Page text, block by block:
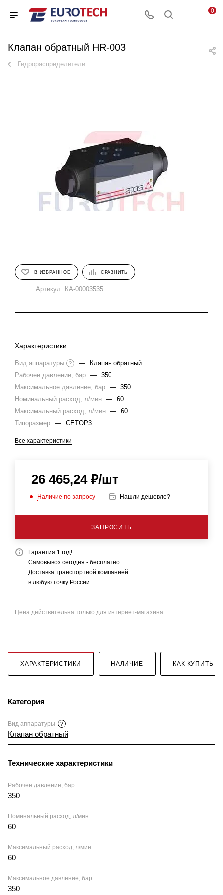
0
Клапан обратный HR-003
Гидрораспределители
В ИЗБРАННОЕ СРАВНИТЬ
Артикул: КА-00003535
Характеристики
Вид аппаратуры ? —
Клапан обратный
Рабочее давление, бар — 350
Максимальное давление, бар — 350
Номинальный расход, л/мин — 60
Максимальный расход, л/мин — 60
Типоразмер — CETOP3
Все характеристики
26 465,24₽/шт
Наличие по запросу Нашли дешевле?
ЗАПРОСИТЬ
Гарантия 1 год!
Самовывоз сегодня - бесплатно.
Доставка транспортной компанией
в любую точку России.
Цена действительна только для интернет-магазина.
ХАРАКТЕРИСТИКИ НАЛИЧИЕ КАК КУПИТЬ
Категория
Вид аппаратуры ?
Клапан обратный
Технические характеристики
Рабочее давление, бар
350
Номинальный расход, л/мин
60
Максимальный расход, л/мин
60
Максимальное давление, бар
350